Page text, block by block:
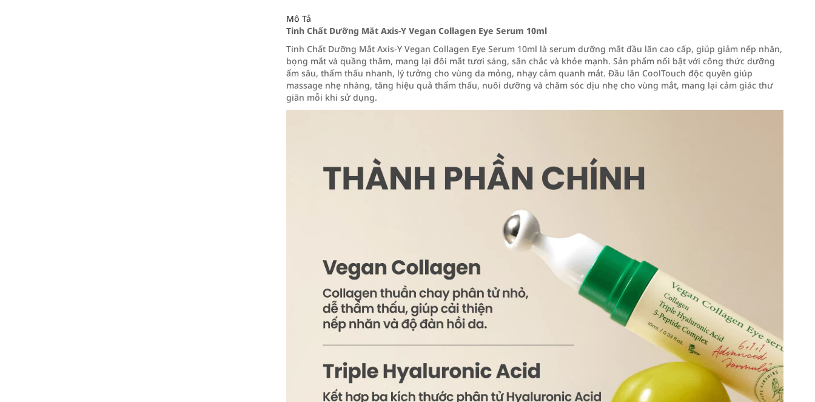
Mô Tả
Tinh Chất Dưỡng Mắt Axis-Y Vegan Collagen Eye Serum 10ml
Tinh Chất Dưỡng Mắt Axis-Y Vegan Collagen Eye Serum 10ml là serum dưỡng mắt đầu lăn cao cấp, giúp giảm nếp nhăn,
bọng mắt và quầng thâm, mang lại đôi mắt tươi sáng, săn chắc và khỏe mạnh. Sản phẩm nổi bật với công thức dưỡng
ẩm sâu, thẩm thấu nhanh, lý tưởng cho vùng da mỏng, nhạy cảm quanh mắt. Đầu lăn CoolTouch độc quyền giúp
massage nhẹ nhàng, tăng hiệu quả thẩm thấu, nuôi dưỡng và chăm sóc dịu nhẹ cho vùng mắt, mang lại cảm giác thư
giãn mỗi khi sử dụng.